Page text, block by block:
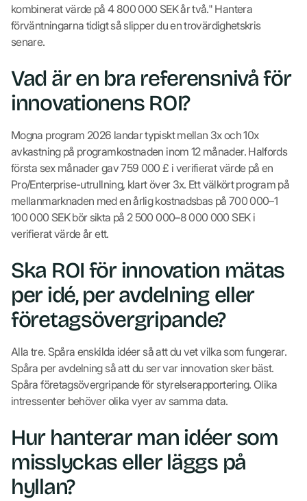
kombinerat värde på 4 800 000 SEK år två." Hantera
förväntningarna tidigt så slipper du en trovärdighetskris
senare.
Vad är en bra referensnivå för
innovationens ROI?
Mogna program 2026 landar typiskt mellan 3x och 10x
avkastning på programkostnaden inom 12 månader. Halfords
första sex månader gav 759 000 £ i verifierat värde på en
Pro/Enterprise-utrullning, klart över 3x. Ett välkört program på
mellanmarknaden med en årlig kostnadsbas på 700 000–1
100 000 SEK bör sikta på 2 500 000–8 000 000 SEK i
verifierat värde år ett.
Ska ROI för innovation mätas
per idé, per avdelning eller
företagsövergripande?
Alla tre. Spåra enskilda idéer så att du vet vilka som fungerar.
Spåra per avdelning så att du ser var innovation sker bäst.
Spåra företagsövergripande för styrelserapportering. Olika
intressenter behöver olika vyer av samma data.
Hur hanterar man idéer som
misslyckas eller läggs på
hyllan?